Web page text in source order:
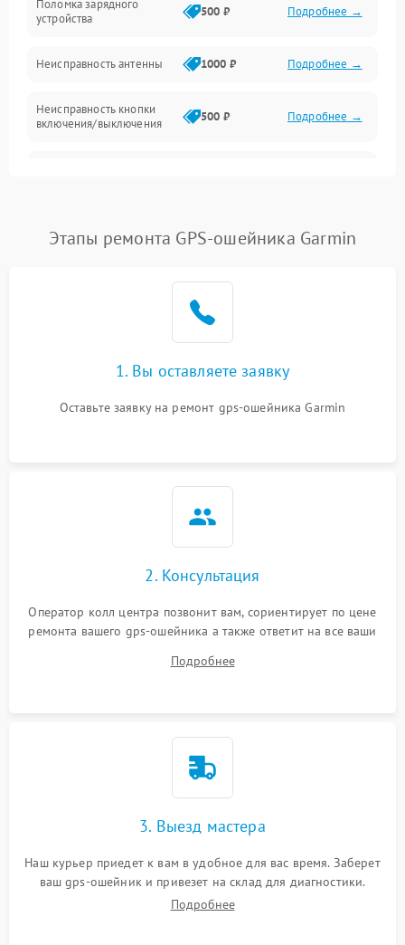
Поломка зарядного
устройства
500 ₽ Подробнее →
Неисправность антенны 1000 ₽ Подробнее →
Неисправность кнопки
включения/выключения
500 ₽ Подробнее →
Повреждение внутренних
проводов
500 ₽ Подробнее →
автоматического
1000 ₽
Неисправность системы
1000 ₽ Подробнее →
Этапы ремонта GPS-ошейника Garmin
1. Вы оставляете заявку
Оставьте заявку на ремонт gps-ошейника Garmin
2. Консультация
Оператор колл центра позвонит вам, сориентирует по цене
ремонта вашего gps-ошейника а также ответит на все ваши
Подробнее
3. Выезд мастера
Наш курьер приедет к вам в удобное для вас время. Заберет
ваш gps-ошейник и привезет на склад для диагностики.
Подробнее